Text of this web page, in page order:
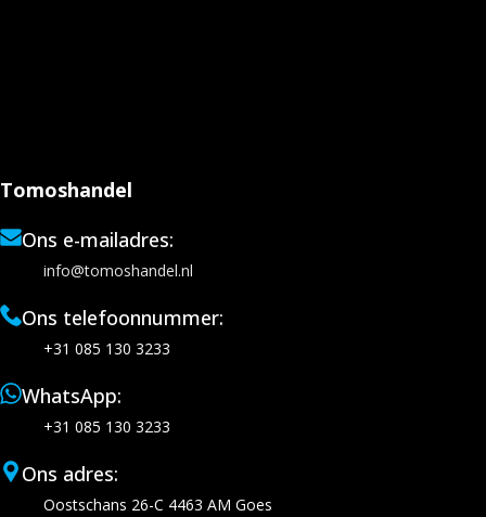
Tomoshandel
Ons e-mailadres:
info@tomoshandel.nl
Ons telefoonnummer:
+31 085 130 3233
WhatsApp:
+31 085 130 3233
Ons adres:
Oostschans 26-C 4463 AM Goes